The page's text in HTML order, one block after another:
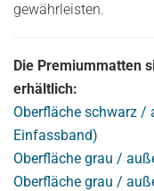
gewährleisten.
Die Premiummatten
erhältlich:
Oberfläche schwarz /
Einfassband)
Oberfläche grau /
Oberfläche grau /